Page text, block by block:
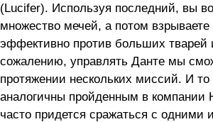
(Lucifer). Используя последний, вы
множество мечей, а потом
эффективно против больших тварей
сожалению, управлять Данте мы
протяжении нескольких миссий. И то
аналогичны пройденным в компании
часто придется сражаться с одними